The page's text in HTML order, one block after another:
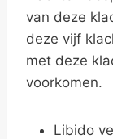
van deze
deze vijf
met deze
voorkomen.
Libido